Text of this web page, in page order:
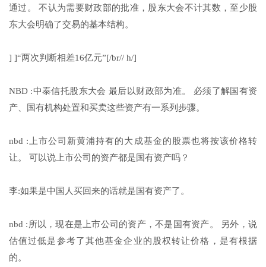
通过。 不认为需要财政部的批准，股东大会不计其数，至少股
东大会明确了交易的基本结构。
] ]“两次判断相差16亿元”[/br// h/]
NBD :中泰信托股东大会 最后以财政部为准。 必须了解国有资
产、国有机构处置和买卖这些资产有一系列步骤。
nbd :上市公司新黄浦持有的大成基金的股票也将按该价格转
让。 可以说上市公司的资产都是国有资产吗？
李:如果是中国人买回来的话就是国有资产了。
nbd :所以，现在是上市公司的资产，不是国有资产。 另外，说
估值过低是参考了其他基金企业的股权转让价格，是有根据
的。